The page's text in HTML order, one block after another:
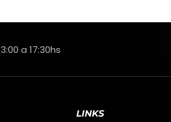
a 17:30hs
LINKS